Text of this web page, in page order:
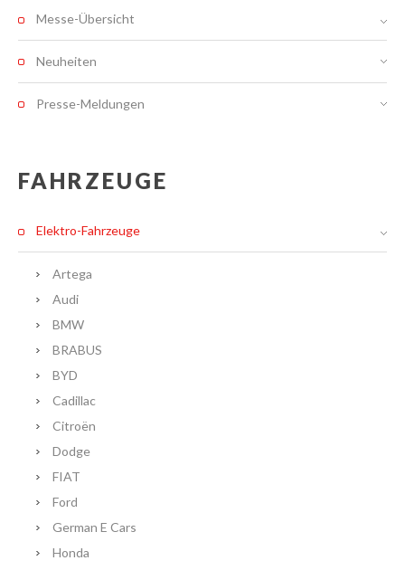
Messe-Übersicht
Neuheiten
Presse-Meldungen
FAHRZEUGE
Elektro-Fahrzeuge
Artega
Audi
BMW
BRABUS
BYD
Cadillac
Citroën
Dodge
FIAT
Ford
German E Cars
Honda